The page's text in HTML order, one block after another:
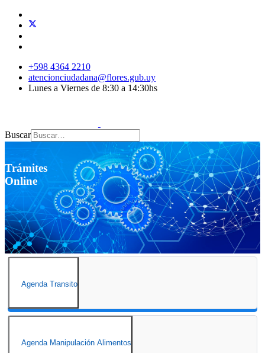
+598 4364 2210
atencionciudadana@flores.gub.uy
Lunes a Viernes de 8:30 a 14:30hs
Buscar
Trámites
Online
Agenda Transito
Agenda Manipulación Alimentos